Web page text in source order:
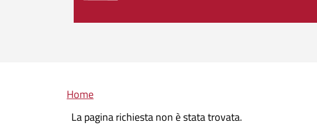
Briciole di pane
Home
La pagina richiesta non è stata trovata.